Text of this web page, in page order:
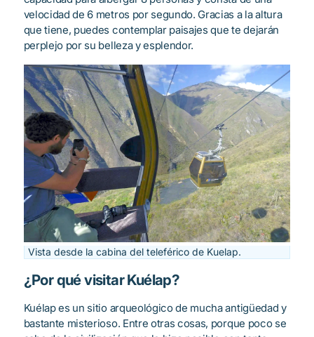
velocidad de 6 metros por segundo. Gracias a la altura
que tiene, puedes contemplar paisajes que te dejarán
perplejo por su belleza y esplendor.
Vista desde la cabina del teleférico de Kuelap.
¿Por qué visitar Kuélap?
Kuélap es un sitio arqueológico de mucha antigüedad y
bastante misterioso. Entre otras cosas, porque poco se